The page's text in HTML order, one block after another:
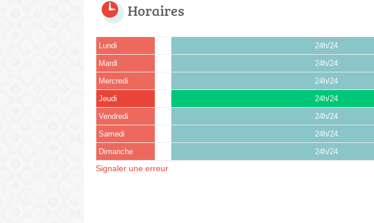
Horaires
Lundi 24h/24
Mardi 24h/24
Mercredi 24h/24
Jeudi 24h/24
Vendredi 24h/24
Samedi 24h/24
Dimanche 24h/24
Signaler une erreur